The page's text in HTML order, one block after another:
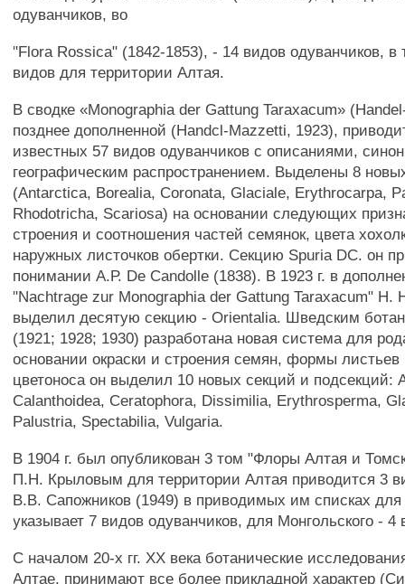
одуванчиков, во
"Flora Rossica" (1842-1853), - 14 видов одуванчиков, в
видов для территории Алтая.
В сводке «Monographia der Gattung Taraxacum»
позднее дополненной (Handcl-Mazzetti, 1923),
известных 57 видов одуванчиков с описаниями,
географическим распространением. Выделены 8
(Antarctica, Borealia, Coronata, Glaciale, Erythrocarpa,
Rhodotricha, Scariosa) на основании следующих
строения и соотношения частей семянок, цвета
наружных листочков обертки. Секцию Spuria DC. он
понимании А.Р. De Candolle (1838). В 1923 г. в
"Nachtrage zur Monographia der Gattung Taraxacum" H.
выделил десятую секцию - Orientalia. Шведским
(1921; 1928; 1930) разработана новая система для
основании окраски и строения семян, формы листьев
цветоноса он выделил 10 новых секций и подсекций:
Calanthoidea, Ceratophora, Dissimilia, Erythrosperma,
Palustria, Spectabilia, Vulgaria.
В 1904 г. был опубликован 3 том "Флоры Алтая и
П.Н. Крыловым для территории Алтая приводится 3
В.В. Сапожников (1949) в приводимых им списках для
указывает 7 видов одуванчиков, для Монгольского - 4
С началом 20-х гг. XX века ботанические
Алтае, принимают все более прикладной характер